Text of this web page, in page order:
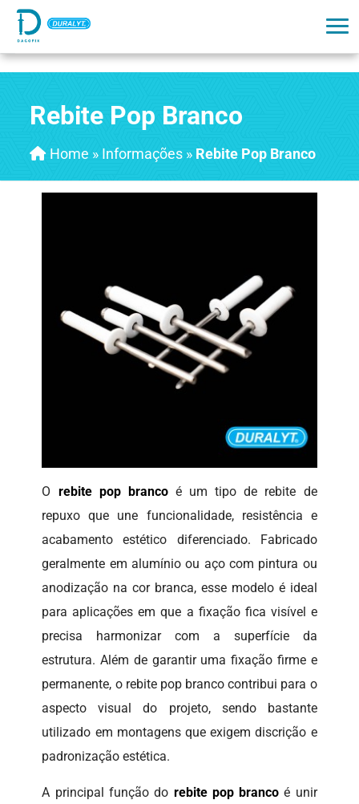
Rebite Pop Branco
Home » Informações » Rebite Pop Branco
O rebite pop brancoé um tipo de rebite de
repuxo que une funcionalidade, resistência e
acabamento estético diferenciado. Fabricado
geralmente em alumínio ou aço com pintura ou
anodização na cor branca, esse modelo é ideal
para aplicações em que a fixação fica visível e
precisa harmonizar com a superfície da
estrutura. Além de garantir uma fixação firme e
permanente, o rebite pop branco contribui para o
aspecto visual do projeto, sendo bastante
utilizado em montagens que exigem discrição e
padronização estética.
A principal função do rebite pop branco é unir